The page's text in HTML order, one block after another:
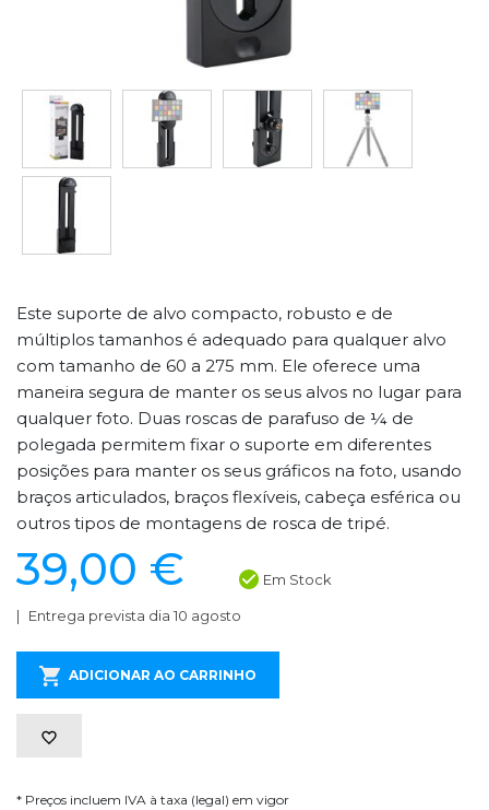
Este suporte de alvo compacto, robusto e de
múltiplos tamanhos é adequado para qualquer alvo
com tamanho de 60 a 275 mm. Ele oferece uma
maneira segura de manter os seus alvos no lugar para
qualquer foto. Duas roscas de parafuso de ¼ de
polegada permitem fixar o suporte em diferentes
posições para manter os seus gráficos na foto, usando
braços articulados, braços flexíveis, cabeça esférica ou
outros tipos de montagens de rosca de tripé.
39,00 € Em Stock
Entrega prevista dia 10 agosto
ADICIONAR AO CARRINHO
* Preços incluem IVA à taxa (legal) em vigor